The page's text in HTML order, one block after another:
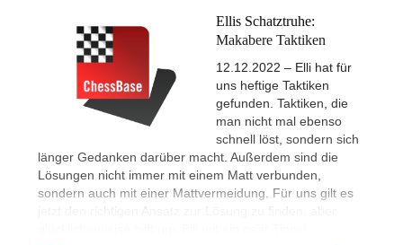
Ellis Schatztruhe:
Makabere Taktiken
12.12.2022 – Elli hat für
uns heftige Taktiken
gefunden. Taktiken, die
man nicht mal ebenso
schnell löst, sondern sich
länger Gedanken darüber macht. Außerdem sind die
Lösungen nicht immer mit einem Matt verbunden,
sondern auch mit einer Mattvermeidung. Für uns gilt es
jetzt den richtigen Ansatz zur Lösung zu finden, aber